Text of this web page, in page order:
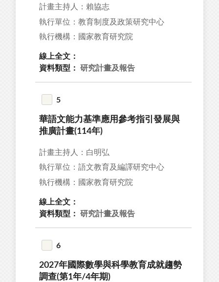
計畫主持人：賴協志
執行單位：教育制度及政策研究中心
執行機構：國家教育研究院
線上全文：
資料類型：
研究計畫及報告
5
華語文能力基準應用參考指引發展與
推廣計畫(114年)
計畫主持人：白明弘
執行單位：語文教育及編譯研究中心
執行機構：國家教育研究院
線上全文：
資料類型：
研究計畫及報告
6
2027年國際數學與科學教育成就趨勢
調查(第1年/4年期)